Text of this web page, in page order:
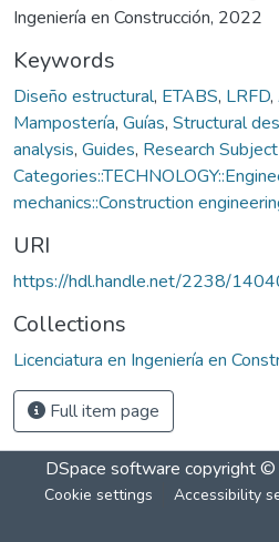
Ingeniería en Construcción, 2022
Keywords
Diseño estructural, ETABS, LRFD,
Mampostería, Guías, Structural
analysis, Guides, Research Subject
mechanics::Construction
URI
https://hdl.handle.net/2238/
Collections
Licenciatura en Ingeniería en
Full item page
DSpace software copyright
Cookie settings Accessibility